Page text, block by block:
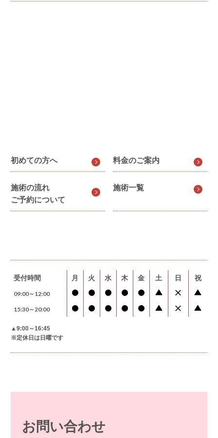
初めての方へ 料金のご案内
施術の流れ
ご予約について
施術一覧
受付時間 月 火 水 木 金 土 日 祝
09:00～12:00
15:30～20:00
▲9:00～16:45
※定休日は日曜です
お問い合わせ